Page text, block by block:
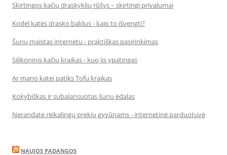
Skirtingos kačių draskyklių rūšys – skirtingi privalumai
Kodėl katės drasko baldus - kaip to išvengti?
Šunų maistas internetu - praktiškas pasirinkimas
Silikoninis kačių kraikas - kuo jis ypatingas
Ar mano katei patiks Tofu kraikas
Kokybiškas ir subalansuotas šunų ėdalas
Nerandate reikalingų prekių gyvūnams - internetinė parduotuvė
NAUJOS PADANGOS